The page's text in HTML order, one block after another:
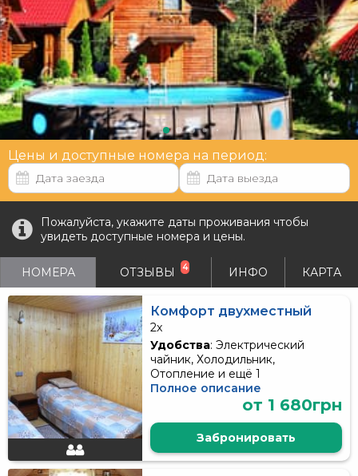
Цены и доступные номера на период:
Пожалуйста, укажите даты проживания чтобы
увидеть доступные номера и цены.
НОМЕРА ОТЗЫВЫ 4 ИНФО КАРТА
Комфорт двухместный
2x
Удобства: Электрический
чайник, Холодильник,
Отопление и ещё 1
Полное описание
от 1 680грн
Забронировать